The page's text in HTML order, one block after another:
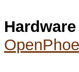
Hardware